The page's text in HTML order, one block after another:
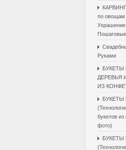
КАРВИНГ
по овощам
Pуками
БУКЕТЫ
ДЕРЕВЬЯ
ИЗ
БУКЕТЫ
букетов
фото)
БУКЕТЫ